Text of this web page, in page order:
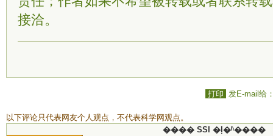
接洽。
打印 发E-mail给
以下评论只代表网友个人观点，不代表科学网观点。
���� SSI �ļ�ʱ����